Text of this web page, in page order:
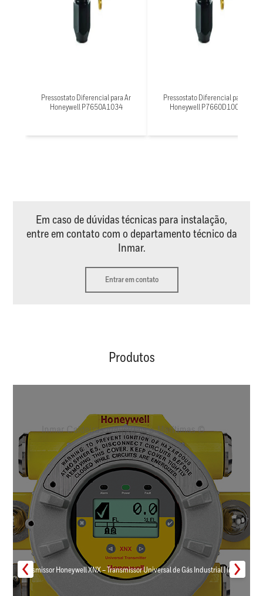
Pressostato Diferencial para Ar
Honeywell P7650A1034
Pressostato Diferencial para Ar
Honeywell P7660D1000X
Em caso de dúvidas técnicas para instalação,
entre em contato com o departamento técnico da
Inmar.
Entrar em contato
Produtos
Transmissor Honeywell XNX – Transmissor Universal de Gás Industrial | Inmar